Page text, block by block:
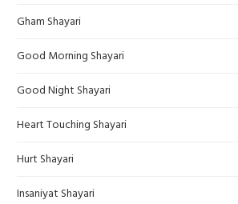
Gham Shayari
Good Morning Shayari
Good Night Shayari
Heart Touching Shayari
Hurt Shayari
Insaniyat Shayari